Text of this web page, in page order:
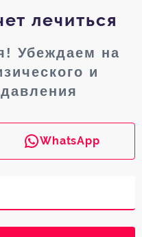
лечиться
Убеждаем на
и
WhatsApp